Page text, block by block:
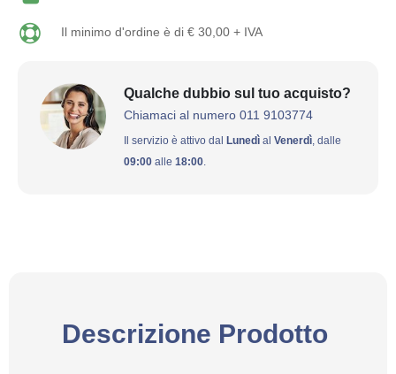
Il minimo d'ordine è di € 30,00 + IVA
Qualche dubbio sul tuo acquisto?
Chiamaci al numero 011 9103774
Il servizio è attivo dal Lunedì al Venerdì, dalle
09:00 alle 18:00.
Descrizione Prodotto